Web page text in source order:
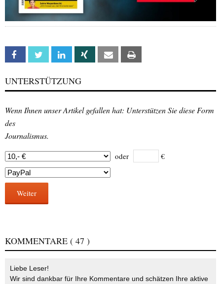
Facebook Twitter Linkedin Xing Email
UNTERSTÜTZUNG
Wenn Ihnen unser Artikel gefallen hat: Unterstützen Sie diese Form
des
Journalismus.
oder €
Weiter
KOMMENTARE ( 47 )
Liebe Leser!
Wir sind dankbar für Ihre Kommentare und schätzen Ihre aktive